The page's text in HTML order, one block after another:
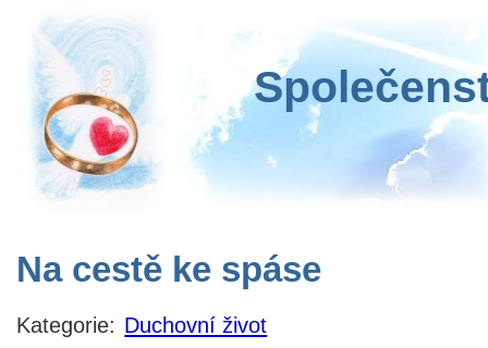
Na cestě ke spáse
Kategorie: Duchovní život